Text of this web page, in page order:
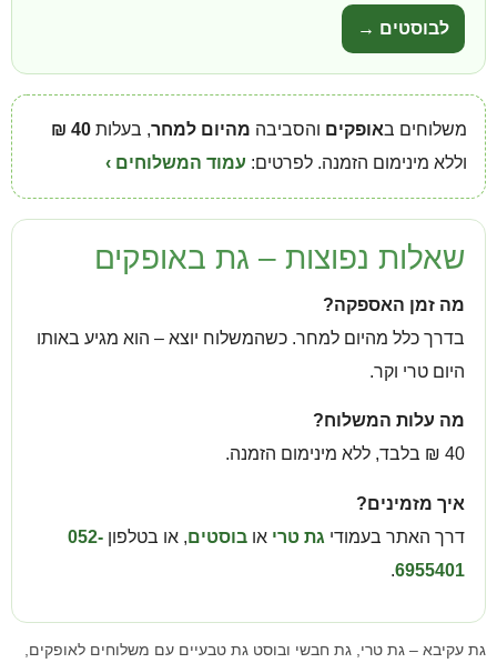
לבוסטים →
משלוחים באופקים והסביבה מהיום למחר, בעלות 40 ₪
וללא מינימום הזמנה. לפרטים: עמוד המשלוחים ›
שאלות נפוצות – גת באופקים
מה זמן האספקה?
בדרך כלל מהיום למחר. כשהמשלוח יוצא – הוא מגיע באותו
היום טרי וקר.
מה עלות המשלוח?
40 ₪ בלבד, ללא מינימום הזמנה.
איך מזמינים?
דרך האתר בעמודי גת טרי או בוסטים, או בטלפון 052-
6955401
.
גת עקיבא – גת טרי, גת חבשי ובוסט גת טבעיים עם משלוחים לאופקים,